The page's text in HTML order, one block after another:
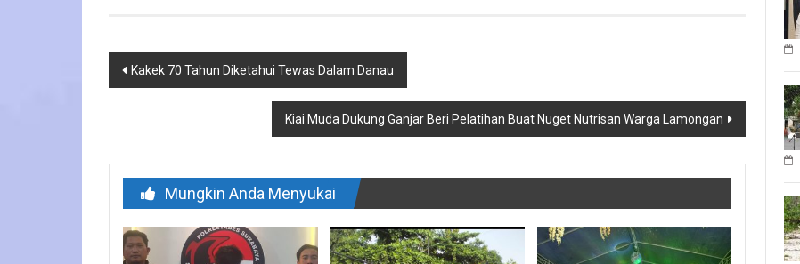
Navigasi
Kakek 70 Tahun Diketahui Tewas Dalam Danau
Kiai Muda Dukung Ganjar Beri Pelatihan Buat Nuget Nutrisan Warga Lamongan
Mungkin Anda Menyukai